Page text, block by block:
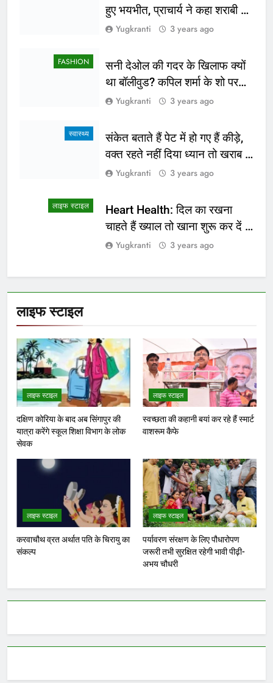
लाइफ स्टाइल
लाइफ स्टाइल
दक्षिण कोरिया के बाद अब सिंगापुर की
यात्रा करेंगे स्कूल शिक्षा विभाग के लोक
सेवक
लाइफ स्टाइल
स्वच्छता की कहानी बयां कर रहे हैं स्मार्ट
वाशरूम कैफे
लाइफ स्टाइल
करवाचौथ व्रत अर्थात पति के चिरायु का
संकल्प
लाइफ स्टाइल
पर्यावरण संरक्षण के लिए पौधारोपण
जरूरी तभी सुरक्षित रहेगी भावी पीढ़ी-
अभय चौधरी
हुए भयभीत, प्राचार्य ने कहा शराबी ने
उड़ाई अफवाह
Yugkranti 3 years ago
FASHION
सनी देओल की गदर के खिलाफ क्यों
था बॉलीवुड? कपिल शर्मा के शो पर
सामने आई सच्चाई
Yugkranti 3 years ago
स्वास्थ्य
संकेत बताते हैं पेट में हो गए हैं कीड़े,
वक्त रहते नहीं दिया ध्यान तो खराब हो
जाएगी हालत
Yugkranti 3 years ago
लाइफ स्टाइल
Heart Health: दिल का रखना
चाहते हैं ख्याल तो खाना शुरू कर दें ये
4 चीजें
Yugkranti 3 years ago